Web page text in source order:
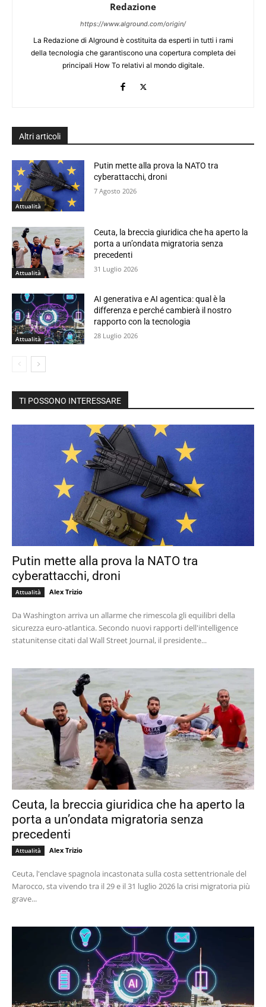
Redazione
https://www.alground.com/origin/
La Redazione di Alground è costituita da esperti in tutti i rami
della tecnologia che garantiscono una copertura completa dei
principali How To relativi al mondo digitale.
Altri articoli
Attualità
Putin mette alla prova la NATO tra
cyberattacchi, droni
7 Agosto 2026
Attualità
Ceuta, la breccia giuridica che ha aperto la
porta a un’ondata migratoria senza
precedenti
31 Luglio 2026
Attualità
AI generativa e AI agentica: qual è la
differenza e perché cambierà il nostro
rapporto con la tecnologia
28 Luglio 2026
TI POSSONO INTERESSARE
Putin mette alla prova la NATO tra
cyberattacchi, droni
Attualità Alex Trizio
Da Washington arriva un allarme che rimescola gli equilibri della
sicurezza euro-atlantica. Secondo nuovi rapporti dell'intelligence
statunitense citati dal Wall Street Journal, il presidente...
Ceuta, la breccia giuridica che ha aperto la
porta a un’ondata migratoria senza
precedenti
Attualità Alex Trizio
Ceuta, l'enclave spagnola incastonata sulla costa settentrionale del
Marocco, sta vivendo tra il 29 e il 31 luglio 2026 la crisi migratoria più
grave...